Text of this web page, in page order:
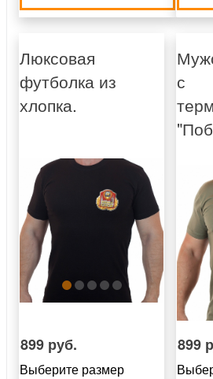
Люксовая
футболка из
хлопка.
899 руб.
Выберите размер
с
899